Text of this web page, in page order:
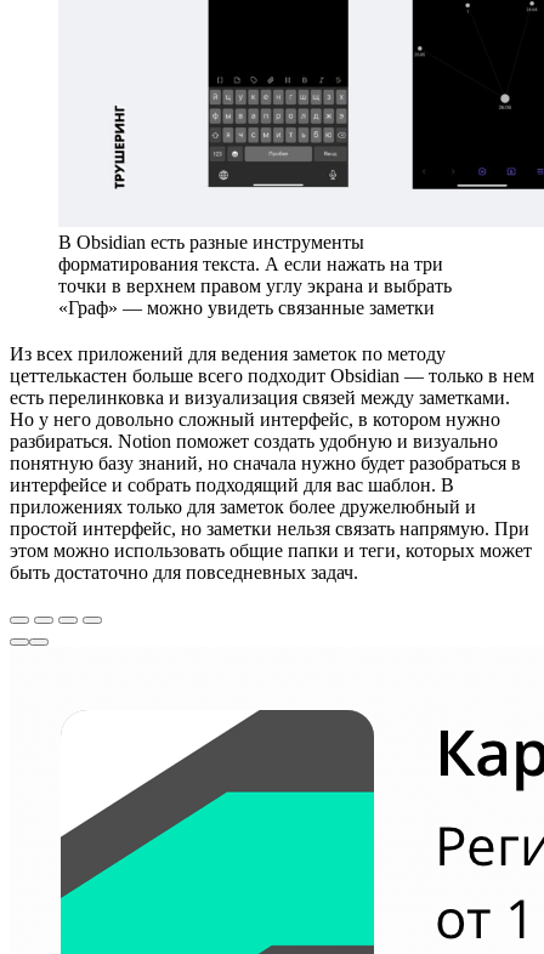
В Obsidian есть разные инструменты
форматирования текста. А если нажать на три
точки в верхнем правом углу экрана и выбрать
«Граф» — можно увидеть связанные заметки
Из всех приложений для ведения заметок по методу
цеттелькастен больше всего подходит Obsidian — только в нем
есть перелинковка и визуализация связей между заметками.
Но у него довольно сложный интерфейс, в котором нужно
разбираться. Notion поможет создать удобную и визуально
понятную базу знаний, но сначала нужно будет разобраться в
интерфейсе и собрать подходящий для вас шаблон. В
приложениях только для заметок более дружелюбный и
простой интерфейс, но заметки нельзя связать напрямую. При
этом можно использовать общие папки и теги, которых может
быть достаточно для повседневных задач.